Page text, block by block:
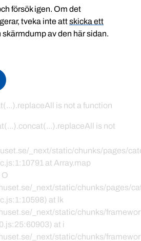
försök igen. Om det
tveka inte attskicka ett
skärmdump av den här sidan.
is not a function
is not
_next/static/chunks/pages/
at Array.map
_next/static/chunks/pages/
at lk
_next/static/chunks/
at i
_next/static/chunks/